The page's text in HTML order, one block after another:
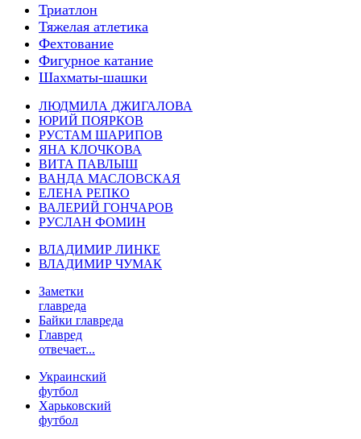
Триатлон
Тяжелая атлетика
Фехтование
Фигурное катание
Шахматы-шашки
ЛЮДМИЛА ДЖИГАЛОВА
ЮРИЙ ПОЯРКОВ
РУСТАМ ШАРИПОВ
ЯНА КЛОЧКОВА
ВИТА ПАВЛЫШ
ВАНДА МАСЛОВСКАЯ
ЕЛЕНА РЕПКО
ВАЛЕРИЙ ГОНЧАРОВ
РУСЛАН ФОМИН
ВЛАДИМИР ЛИНКЕ
ВЛАДИМИР ЧУМАК
Заметки
главреда
Байки главреда
Главред
отвечает...
Украинский
футбол
Харьковский
футбол